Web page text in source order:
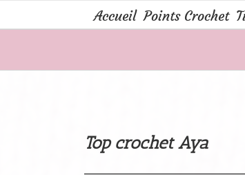
Accueil Points Crochet
Top crochet Aya